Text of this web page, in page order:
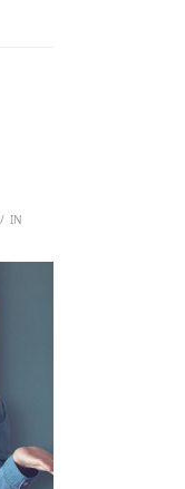
IN